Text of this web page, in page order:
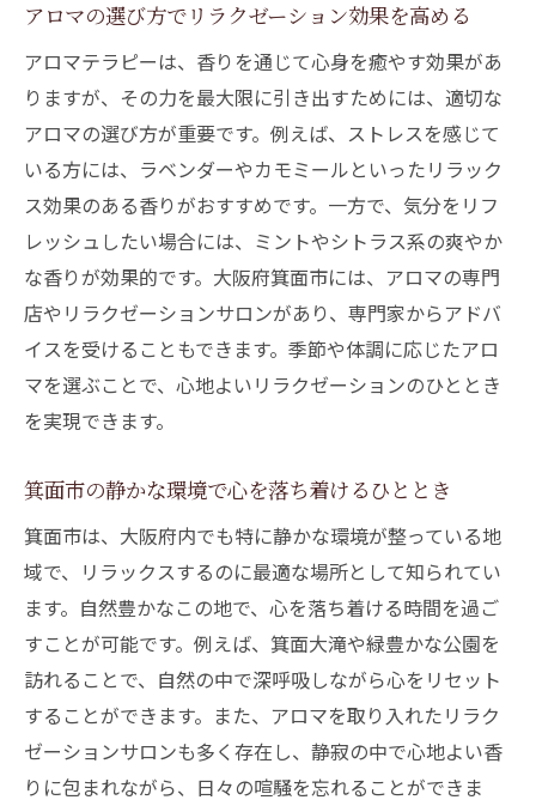
アロマの歴史と箕面市での活用方法
アロマの香りが導く心地よいリラクゼーション
香りの科学とリラクゼーションの関係
箕面市で人気のアロマフレグランス紹介
心身のバランスを整える香りの選び方
季節ごとのおすすめアロマの香り
香りの種類で異なるリラクゼーション体験
アロマディフューザーを使ったリラクゼー
ション法
箕面市の人気スポットで究極のリラクゼーショ
ンを堪能
自然豊かな箕面市でリラックスできる場所
心身を癒すおすすめのアロマサロン
箕面市の隠れたリラクゼーションスポット
アロマを取り入れた箕面市の魅力的な施設
地域密着型のリラクゼーション体験
観光とリラクゼーションを兼ね備えたスポ
ット
アロマの選び方でリラクゼーション効果を高める
アロマテラピーは、香りを通じて心身を癒やす効果があ
りますが、その力を最大限に引き出すためには、適切な
アロマの選び方が重要です。例えば、ストレスを感じて
いる方には、ラベンダーやカモミールといったリラック
ス効果のある香りがおすすめです。一方で、気分をリフ
レッシュしたい場合には、ミントやシトラス系の爽やか
な香りが効果的です。大阪府箕面市には、アロマの専門
店やリラクゼーションサロンがあり、専門家からアドバ
イスを受けることもできます。季節や体調に応じたアロ
マを選ぶことで、心地よいリラクゼーションのひととき
を実現できます。
箕面市の静かな環境で心を落ち着けるひととき
箕面市は、大阪府内でも特に静かな環境が整っている地
域で、リラックスするのに最適な場所として知られてい
ます。自然豊かなこの地で、心を落ち着ける時間を過ご
すことが可能です。例えば、箕面大滝や緑豊かな公園を
訪れることで、自然の中で深呼吸しながら心をリセット
することができます。また、アロマを取り入れたリラク
ゼーションサロンも多く存在し、静寂の中で心地よい香
りに包まれながら、日々の喧騒を忘れることができま